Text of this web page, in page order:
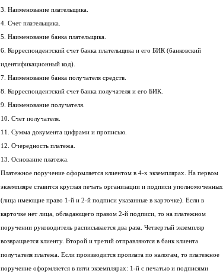
3. Наименование плательщика.
4. Счет плательщика.
5. Наименование банка плательщика.
6. Корреспондентский счет банка плательщика и его БИК (банковский
идентификационный код).
7. Наименование банка получателя средств.
8. Корреспондентский счет банка получателя и его БИК.
9. Наименование получателя.
10. Счет получателя.
11. Сумма документа цифрами и прописью.
12. Очередность платежа.
13. Основание платежа.
Платежное поручение оформляется клиентом в 4-х экземплярах. На первом
(лица имеющие право 1-й и 2-й подписи указанные в карточке). Если в
карточке нет лица, обладающего правом 2-й подписи, то на платежном
поручении руководитель расписывается два раза. Четвертый экземпляр
возвращается клиенту. Второй и третий отправляются в банк клиента
получателя платежа. Если производится проплата по налогам, то платежное
поручение оформляется в пяти экземплярах: 1-й с печатью и подписями